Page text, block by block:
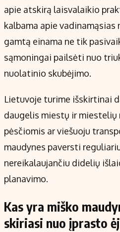
apie atskirą laisvalaikio
kalbama apie vadinamąsias
gamtą einama ne tik
sąmoningai pailsėti nuo
nuolatinio skubėjimo.
Lietuvoje turime išskirtinai
daugelis miestų ir miestelių
pėsčiomis ar viešuoju
maudynes paversti
nereikalaujančiu didelių
planavimo.
Kas yra miško
skiriasi nuo įprasto